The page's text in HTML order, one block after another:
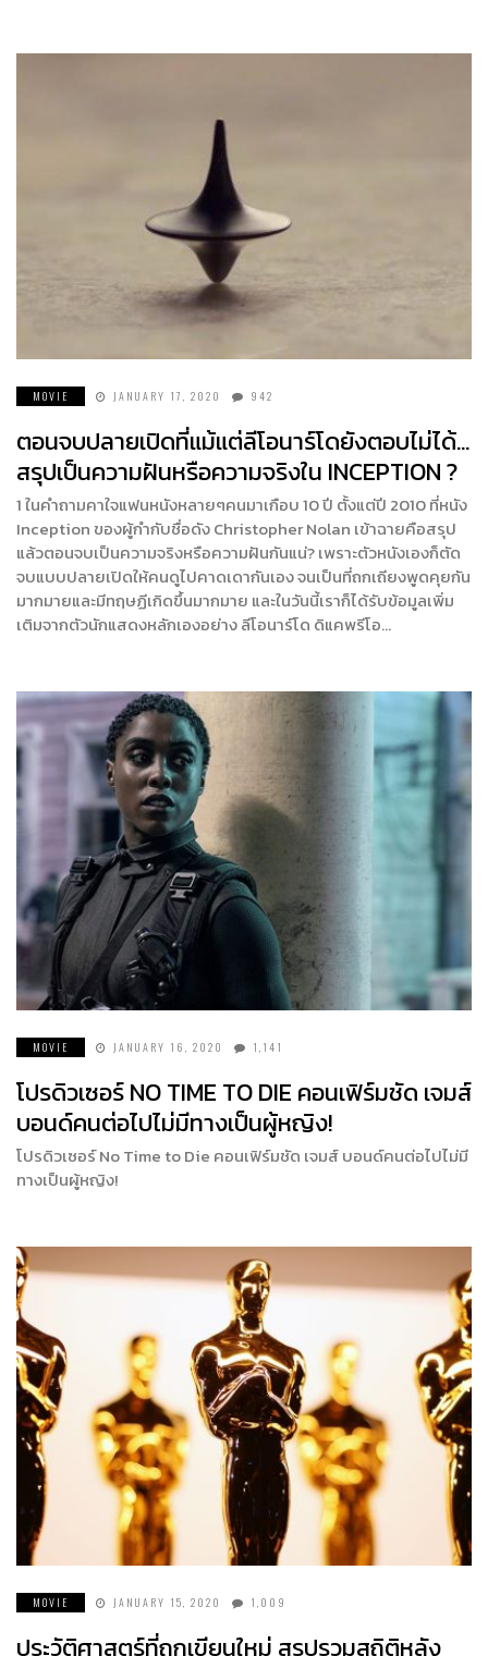
MOVIE JANUARY 17, 2020 942
ตอนจบปลายเปิดที่แม้แต่ลีโอนาร์โดยังตอบไม่ได้…
สรุปเป็นความฝันหรือความจริงใน INCEPTION ?
1 ในคำถามคาใจแฟนหนังหลายๆคนมาเกือบ 10 ปี ตั้งแต่ปี 2010 ที่หนัง
Inception ของผู้กำกับชื่อดัง Christopher Nolan เข้าฉายคือสรุป
แล้วตอนจบเป็นความจริงหรือความฝันกันแน่? เพราะตัวหนังเองก็ตัด
จบแบบปลายเปิดให้คนดูไปคาดเดากันเอง จนเป็นที่ถกเถียงพูดคุยกัน
มากมายและมีทฤษฏีเกิดขึ้นมากมาย และในวันนี้เราก็ได้รับข้อมูลเพิ่ม
เติมจากตัวนักแสดงหลักเองอย่าง ลีโอนาร์โด ดิแคพรีโอ…
MOVIE JANUARY 16, 2020 1,141
โปรดิวเซอร์ NO TIME TO DIE คอนเฟิร์มชัด เจมส์
บอนด์คนต่อไปไม่มีทางเป็นผู้หญิง!
โปรดิวเซอร์ No Time to Die คอนเฟิร์มชัด เจมส์ บอนด์คนต่อไปไม่มี
ทางเป็นผู้หญิง!
MOVIE JANUARY 15, 2020 1,009
ประวัติศาสตร์ที่ถูกเขียนใหม่ สรุปรวมสถิติหลัง